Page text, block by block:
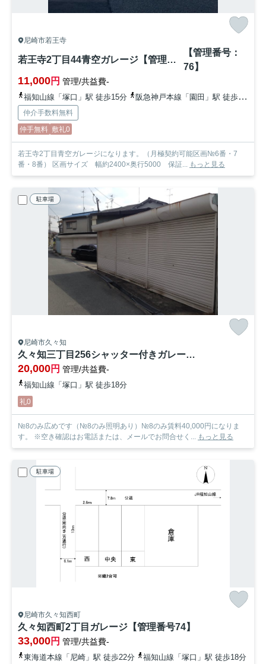
尼崎市若王寺
若王寺2丁目44青空ガレージ【管理番号：76】
【管理番号：
76】
11,000円 管理/共益費-
福知山線「塚口」駅 徒歩15分 阪急神戸本線「園田」駅 徒歩20分
仲介手数料無料
仲手無料 敷礼0
若王寺2丁目青空ガレージになります。（月極契約可能区画№6番・7
番・8番） 区画サイズ 幅約2400×奥行5000 保証...
もっと見る
駐車場
尼崎市久々知
久々知三丁目256シャッター付きガレージ【管理番号：59】
20,000円 管理/共益費-
福知山線「塚口」駅 徒歩18分
礼0
№8のみ広めです（№8のみ照明あり）№8のみ賃料40,000円になりま
す。 ※空き確認はお電話または、メールでお問合せく...
もっと見る
駐車場
尼崎市久々知西町
久々知西町2丁目ガレージ【管理番号74】
33,000円 管理/共益費-
東海道本線「尼崎」駅 徒歩22分 福知山線「塚口」駅 徒歩18分